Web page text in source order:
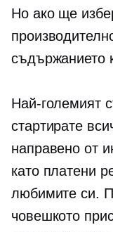
Но ако ще
съдържанието
Най-големият
стартирате
направено от
като платени
любимите си.
човешкото